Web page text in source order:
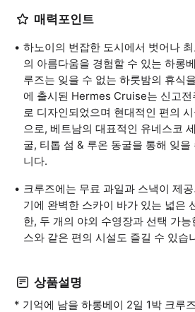
매력포인트
하노이의 번잡한 도시에서 벗어나
의 아름다움을 경험할 수 있는 하롱
루즈는 잊을 수 없는 하룻밤의 휴식
에 출시된 Hermes Cruise는 신고전
로 디자인되었으며 현대적인 편의
으로, 베트남의 대표적인 유네스코
굴, 티톱 섬 & 루온 동굴을 통해 잊
니다.
크루즈에는 무료 과일과 스낵이 제
기에 완벽한 스카이 바가 있는 넓은
한, 두 개의 야외 수영장과 선택 가
스와 같은 편의 시설도 즐길 수 있습
상품설명
* 기억에 남을 하롱베이 2일 1박 크루